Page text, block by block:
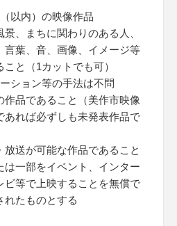
以内）の映像作品
、まちに関わりのある人、
言葉、音、画像、イメージ等
と（1カットでも可）
ション等の手法は不問
品であること（美作市映像
あれば必ずしも未発表作品で
送が可能な作品であること
一部をイベント、インター
ビ等で上映することを無償で
れたものとする